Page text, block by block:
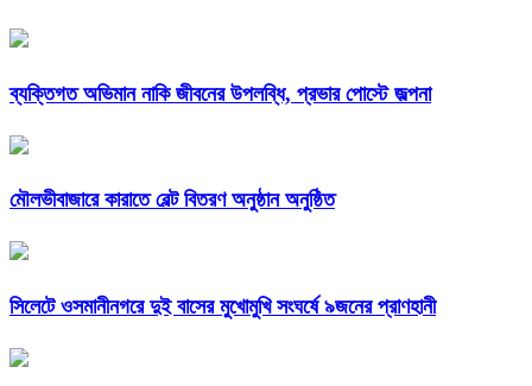
ব্যক্তিগত অভিমান নাকি জীবনের উপলব্ধি, প্রভার পোস্টে জল্পনা
মৌলভীবাজারে কারাতে বেল্ট বিতরণ অনুষ্ঠান অনুষ্ঠিত
সিলেটে ওসমানীনগরে দুই বাসের মুখোমুখি সংঘর্ষে ৯জনের প্রাণহানী